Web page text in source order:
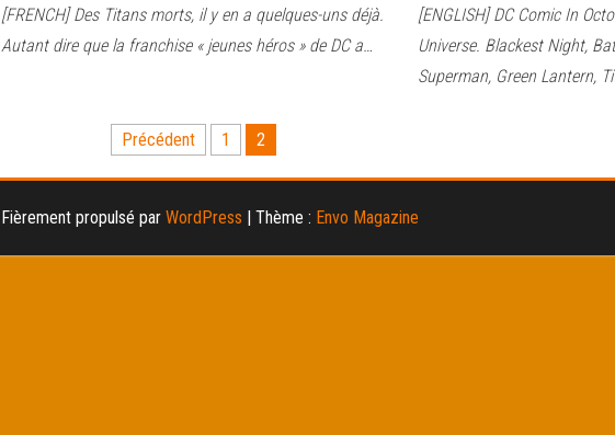
[FRENCH] Des Titans morts, il y en a quelques-uns déjà.
Autant dire que la franchise « jeunes héros » de DC a…
[ENGLISH] DC Comic In
Universe. Blackest Night,
Superman, Green Lantern,
Précédent 1 2
Fièrement propulsé par WordPress | Thème : Envo Magazine